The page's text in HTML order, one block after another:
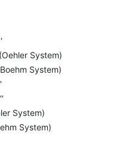
System)
System)
System)
System)